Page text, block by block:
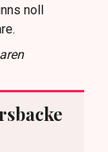
noll